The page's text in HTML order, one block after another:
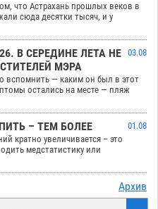
что Астрахань прошлых веков в
сюда десятки тысяч, и у
В СЕРЕДИНЕ ЛЕТА НЕ
МЭРА
03.08
вспомнить — каким он был в этот
остались на месте — пляж
– ТЕМ БОЛЕЕ
01.08
кратно увеличивается – это
медстатистику или
Архив